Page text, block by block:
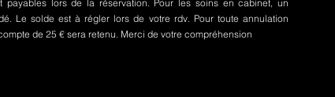
lors de la réservation. Pour les soins en cabinet, un
Le solde est à régler lors de votre rdv. Pour toute annulation
de 25 € sera retenu. Merci de votre compréhension